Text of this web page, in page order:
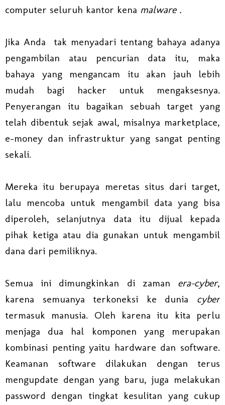
computer seluruh kantor kena malware .
Jika Anda tak menyadari tentang bahaya adanya
pengambilan atau pencurian data itu, maka
bahaya yang mengancam itu akan jauh lebih
mudah bagi hacker untuk mengaksesnya.
Penyerangan itu bagaikan sebuah target yang
telah dibentuk sejak awal, misalnya marketplace,
e-money dan infrastruktur yang sangat penting
sekali.
Mereka itu berupaya meretas situs dari target,
lalu mencoba untuk mengambil data yang bisa
diperoleh, selanjutnya data itu dijual kepada
pihak ketiga atau dia gunakan untuk mengambil
dana dari pemiliknya.
Semua ini dimungkinkan di zaman era-cyber,
karena semuanya terkoneksi ke dunia cyber
termasuk manusia. Oleh karena itu kita perlu
menjaga dua hal komponen yang merupakan
kombinasi penting yaitu hardware dan software.
Keamanan software dilakukan dengan terus
mengupdate dengan yang baru, juga melakukan
password dengan tingkat kesulitan yang cukup